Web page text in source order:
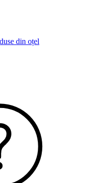
din oțel